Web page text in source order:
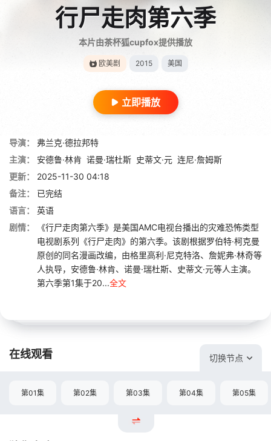
行尸走肉第六季
本片由茶杯狐cupfox提供播放
欧美剧 2015 美国
立即播放
导演：
弗兰克·德拉邦特
主演：
安德鲁·林肯 诺曼·瑞杜斯 史蒂文·元 连尼·詹姆斯
更新：
2025-11-30 04:18
备注：
已完结
语言：
英语
剧情：
《行尸走肉第六季》是美国AMC电视台播出的灾难恐怖类型
电视剧系列《行尸走肉》的第六季。该剧根据罗伯特·柯克曼
原创的同名漫画改编，由格里高利·尼克特洛、詹妮弗·林奇等
人执导，安德鲁·林肯、诺曼·瑞杜斯、史蒂文·元等人主演。
第六季第1集于20...全文
在线观看 切换节点
第01集 第02集 第03集 第04集 第05集